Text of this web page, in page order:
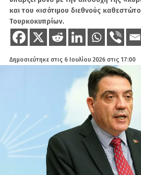
και του «ισότιμου διεθνούς
Τουρκοκυπρίων.
Δημοσιεύτηκε στις 6 Ιουλίου 2026 στις 17:00